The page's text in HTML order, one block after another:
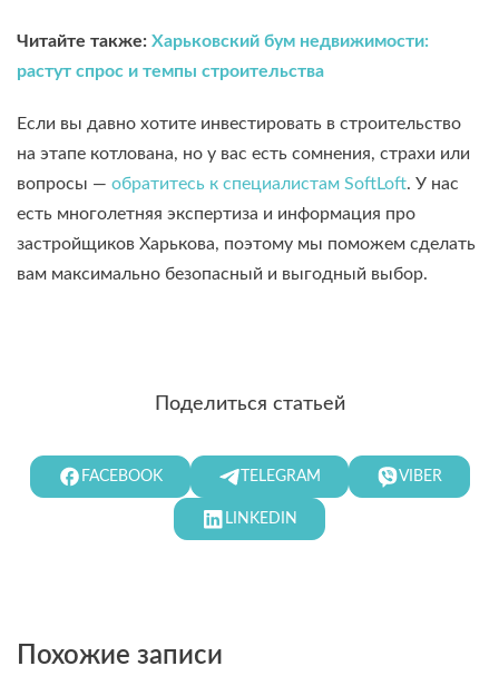
Читайте также: Харьковский бум недвижимости:
растут спрос и темпы строительства
Если вы давно хотите инвестировать в строительство
на этапе котлована, но у вас есть сомнения, страхи или
вопросы — обратитесь к специалистам SoftLoft. У нас
есть многолетняя экспертиза и информация про
застройщиков Харькова, поэтому мы поможем сделать
вам максимально безопасный и выгодный выбор.
Поделиться статьей
FACEBOOK TELEGRAM VIBER
LINKEDIN
Похожие записи